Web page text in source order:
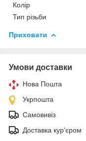
Колір
Тип різьби
Приховати
Умови доставки
Нова Пошта
Укрпошта
Самовивіз
Доставка кур'єром